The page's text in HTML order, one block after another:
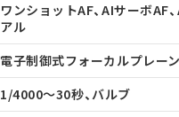
ワンショットAF、AIサーボAF
アル
電子制御式フォーカルプレー
1/4000～30秒、バルブ